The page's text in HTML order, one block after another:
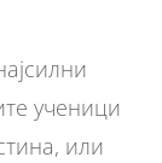
ученици
или